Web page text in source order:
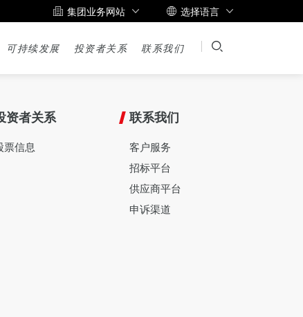
集团业务网站 选择语言
可持续发展 投资者关系 联系我们
资者关系
票信息
联系我们
客户服务
招标平台
供应商平台
申诉渠道